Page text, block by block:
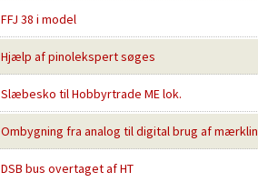
FFJ 38 i model
Hjælp af pinolekspert søges
Slæbesko til Hobbyrtrade ME lok.
Ombygning fra analog til digital brug af
DSB bus overtaget af HT